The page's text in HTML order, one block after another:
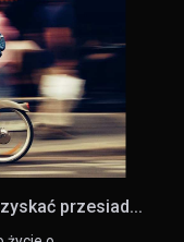
przesiad...